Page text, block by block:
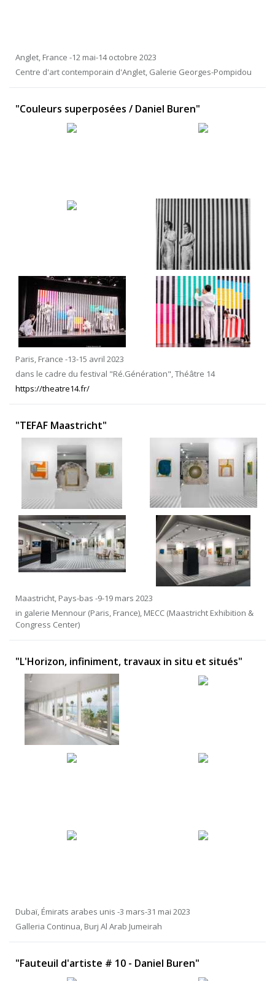
Anglet, France -12 mai-14 octobre 2023
Centre d'art contemporain d'Anglet, Galerie Georges-Pompidou
"Couleurs superposées / Daniel Buren"
Paris, France -13-15 avril 2023
dans le cadre du festival "Ré.Génération", Théâtre 14
https://theatre14.fr/
"TEFAF Maastricht"
Maastricht, Pays-bas -9-19 mars 2023
in galerie Mennour (Paris, France), MECC (Maastricht Exhibition &
Congress Center)
"L'Horizon, infiniment, travaux in situ et situés"
Dubaï, Émirats arabes unis -3 mars-31 mai 2023
Galleria Continua, Burj Al Arab Jumeirah
"Fauteuil d'artiste # 10 - Daniel Buren"